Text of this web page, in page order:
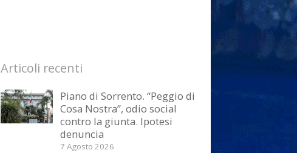
Articoli recenti
Piano di Sorrento. “Peggio di
Cosa Nostra”, odio social
contro la giunta. Ipotesi
denuncia
7 Agosto 2026